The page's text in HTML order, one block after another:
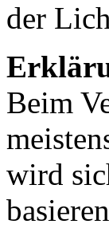
der
Beim
wird